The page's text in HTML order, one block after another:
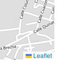
Leaflet